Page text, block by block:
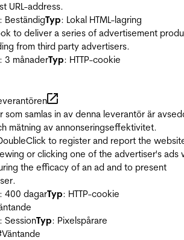
URL-address.
: BeständigTyp: Lokal HTML-lagring
to deliver a series of advertisement
from third party advertisers.
: 3 månaderTyp: HTTP-cookie
som samlas in av denna leverantör är
mätning av annonseringseffektivitet.
to register and report the
or clicking one of the advertiser's ads
the efficacy of an ad and to present
: 400 dagarTyp: HTTP-cookie
: SessionTyp: Pixelspårare
Väntande